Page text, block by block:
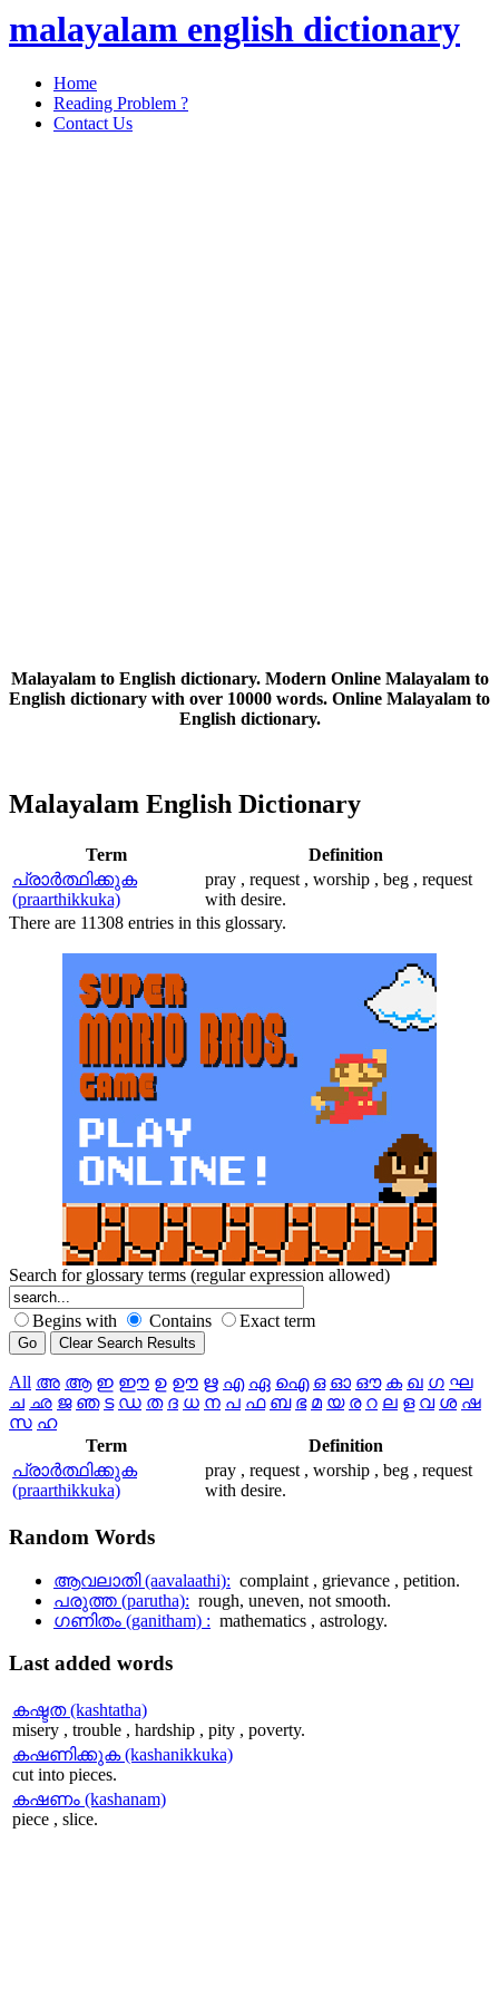
malayalam english dictionary
Home
Reading Problem ?
Contact Us
Malayalam to English dictionary. Modern Online Malayalam to
English dictionary with over 10000 words. Online Malayalam to
English dictionary.
Malayalam English Dictionary
Term
Definition
പ്രാര്‍ത്ഥിക്കുക
(praarthikkuka)
pray , request , worship , beg , request
with desire.
There are 11308 entries in this glossary.
Search for glossary terms (regular expression allowed)
Begins with Contains Exact term
All അ ആ ഇ ഈ ഉ ഊ ഋ എ ഏ ഐ ഒ ഓ ഔ ക ഖ ഗ ഘ
ച ഛ ജ ഞ ട ഡ ത ദ ധ ന പ ഫ ബ ഭ മ യ ര റ ല ള വ ശ ഷ
സ ഹ
Term
Definition
പ്രാര്‍ത്ഥിക്കുക
(praarthikkuka)
pray , request , worship , beg , request
with desire.
Random Words
ആവലാതി (aavalaathi): complaint , grievance , petition.
പരുത്ത (parutha): rough, uneven, not smooth.
ഗണിതം (ganitham) : mathematics , astrology.
Lastadded words
കഷ്ടത (kashtatha)
misery , trouble , hardship , pity , poverty.
കഷണിക്കുക (kashanikkuka)
cut into pieces.
കഷണം (kashanam)
piece , slice.